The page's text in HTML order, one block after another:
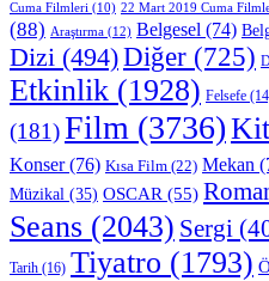
Cuma Filmleri (10) 22 Mart 2019 Cuma
(88) Araştırma (12) Belgesel (74)
Dizi (494)Diğer (725)
Etkinlik (1928) Felsefe
(181)Film (3736)
Konser(76) Kısa Film (22) Mekan
Müzikal (35) OSCAR (55)
Seans (2043) Sergi
Tarih (16) Tiyatro (1793)